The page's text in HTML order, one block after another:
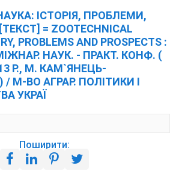
ІСТОРІЯ, ПРОБЛЕМИ,
= ZOOTECHNICAL
PROBLEMS AND PROSPECTS :
НАУК. - ПРАКТ. КОНФ. (
Р., М. КАМ`ЯНЕЦЬ-
М-ВО АГРАР. ПОЛІТИКИ І
УКРАЇ
Поширити: